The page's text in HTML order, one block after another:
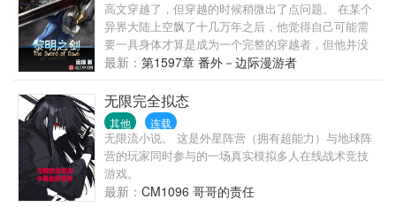
高文穿越了，但穿越的时候稍微出了点问题。 在某个
异界大陆上空飘了十几万年之后，他觉得自己可能需
要一具身体才算是成为一个完整的穿越者，但他并没
想到自己好不容易成功之后竟然还需要带着这具身体
从棺材里爬出来，并且面对两个吓蒙了的曾曾曾
曾……曾孙女。 以及一个即将迎来纪元终结的世界。
最新： 第1597章 番外－边际漫游者
无限完全拟态
其他 连载
无限流小说。 这是外星阵营（拥有超能力）与地球阵
营的玩家同时参与的一场真实模拟多人在线战术竞技
游戏。
最新： CM1096 哥哥的责任